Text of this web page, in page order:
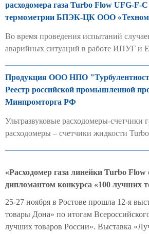
расходомера газа Turbo Flow UFG-F-
термометрии БПЭК-ЦК ООО
Во время проведения испытаний
аварийных ситуаций в работе ИПУГ
Продукция ООО НПО
Реестр российской промышленной
Минпромторга РФ
Ультразвуковые расходомеры-счетчики
расходомеры – счетчики жидкости
«Расходомер газа линейки Turbo Flow
дипломантом конкурса «100 лучших
25-27 ноября в Ростове прошла 12-я
товары Дона» по итогам
лучших товаров России». Выставка